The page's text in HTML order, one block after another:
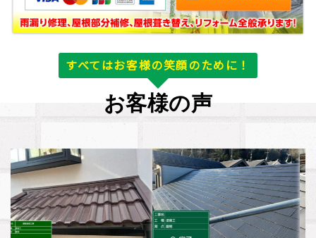
すべてはお客様の笑顔のために！
お客様の声